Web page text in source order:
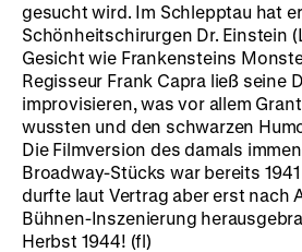
gesucht wird. Im Schlepptau hat
Schönheitschirurgen Dr. Einstein
Gesicht wie Frankensteins
Regisseur Frank Capra ließ seine
improvisieren, was vor allem
wussten und den schwarzen
Die Filmversion des damals
Broadway-Stücks war bereits
durfte laut Vertrag aber erst nach
Bühnen-Inszenierung
Herbst 1944! (fl)